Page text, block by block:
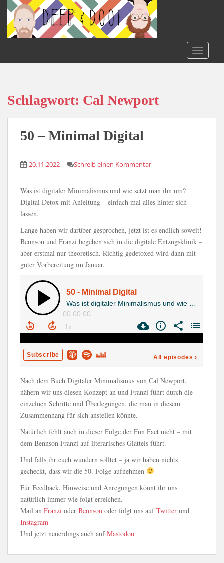
o
Schlagwort: Cal Newport
50 – Minimal Digital
20.11.2022 Schreib einen Kommentar
Was ist digitaler Minimalismus und wie setzt man ihn um?
Digital Detox mit Anleitung – einfach mal alles hinter sich
lassen.
Lange haben wir darüber gesprochen, jetzt ist es endlich soweit!
Bennson und Franzi begeben sich in die digitale Entzugsklinik –
aber erstmal nur theoretisch. Richtig gedetoxed wird dann mit
guter Vorbereitung im Januar.
Nach dem Buch Digitaler Minimalismus von Cal Newport,
nähern wir uns diesen Konzept an und Franzi führt durch die
einzelnen Schritte und Überlegungen, die man in diesem
Zusammenhang für sich anstellen könnte.
Natürlich fehlt auch in dieser Folge der Fun Fact nicht – mit
dem Bennson Franzi auf literarisches Glatteis führt.
Und falls ihr euch wundern solltet – ja wir haben nichts
gecheckt, dass wir die 50. Folge aufnehmen
Für Feedback, Hinweise und Anregungen könnt ihr uns
natürlich immer wie folgt erreichen.
Mail an Franzi oder Bennson oder folgt uns aufTwitter und
Instagram
Und jetzt neuerdings auch aufMastodon